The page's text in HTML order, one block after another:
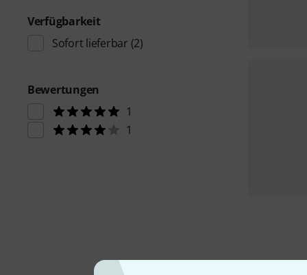
Verfügbarkeit
Sofort lieferbar (2)
Bewertungen
1
1